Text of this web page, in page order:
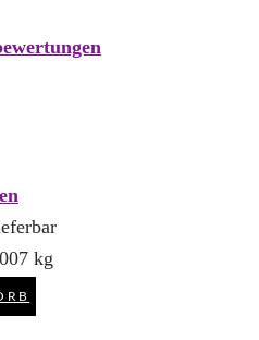
kg